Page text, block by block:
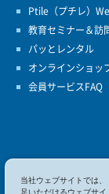
Ptile（プチレ）
教育セミナー＆訪
パッとレンタル
オンラインショッ
会員サービスFAQ
当社ウェブサイトでは
足いただけるウェブサイ